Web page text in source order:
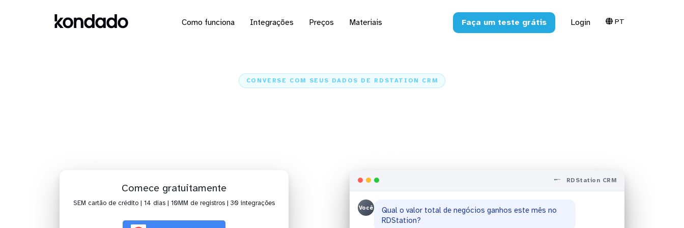
Como funciona Integrações Preços Materiais Faça um teste grátis Login PT
CONVERSE COM SEUS DADOS DE RDSTATION CRM
Comece gratuitamente
SEM cartão de crédito | 14 dias | 10MM de registros | 30 integrações
RDStation CRM
Você
Qual o valor total de negócios ganhos este mês no
RDStation?
Você
Quantos negócios estão parados há mais de 10 dias
no funil?